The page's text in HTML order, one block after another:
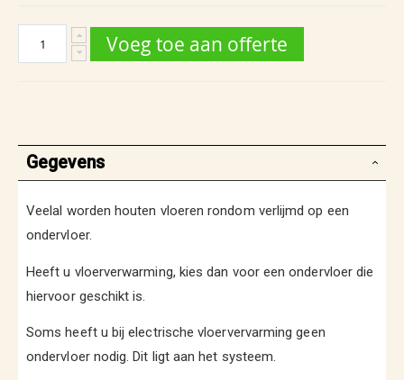
Voeg toe aan offerte
Gegevens
Veelal worden houten vloeren rondom verlijmd op een
ondervloer.
Heeft u vloerverwarming, kies dan voor een ondervloer die
hiervoor geschikt is.
Soms heeft u bij electrische vloervervarming geen
ondervloer nodig. Dit ligt aan het systeem.